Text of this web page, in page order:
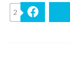
2